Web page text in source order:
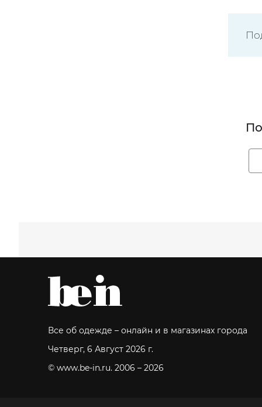
Все об одежде – онлайн и в магазинах города
Четверг, 6 Август 2026 г.
© www.be-in.ru. 2006 – 2026